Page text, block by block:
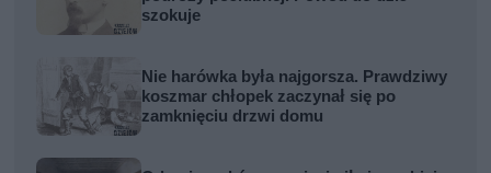
szokuje
Nie harówka była najgorsza. Prawdziwy
koszmar chłopek zaczynał się po
zamknięciu drzwi domu